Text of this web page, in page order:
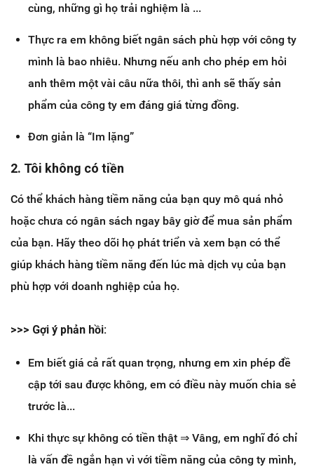
cùng, những gì họ trải nghiệm là ...
Thực ra em không biết ngân sách phù hợp với công ty
mình là bao nhiêu. Nhưng nếu anh cho phép em hỏi
anh thêm một vài câu nữa thôi, thì anh sẽ thấy sản
phẩm của công ty em đáng giá từng đồng.
Đơn giản là “Im lặng”
2. Tôi không có tiền
Có thể khách hàng tiềm năng của bạn quy mô quá nhỏ
hoặc chưa có ngân sách ngay bây giờ để mua sản phẩm
của bạn. Hãy theo dõi họ phát triển và xem bạn có thể
giúp khách hàng tiềm năng đến lúc mà dịch vụ của bạn
phù hợp với doanh nghiệp của họ.
>>> ​Gợi ý phản hồi:
Em biết giá cả rất quan trọng, nhưng em xin phép đề
cập tới sau được không, em có điều này muốn chia sẻ
trước là...
Khi thực sự không có tiền thật ⇒ Vâng, em nghĩ đó chỉ
là vấn đề ngắn hạn vì với tiềm năng của công ty mình,